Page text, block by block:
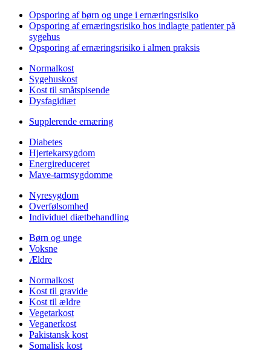
Opsporing af børn og unge i ernæringsrisiko
Opsporing af ernæringsrisiko hos indlagte patienter på
sygehus
Opsporing af ernæringsrisiko i almen praksis
Normalkost
Sygehuskost
Kost til småtspisende
Dysfagidiæt
Supplerende ernæring
Diabetes
Hjertekarsygdom
Energireduceret
Mave-tarmsygdomme
Nyresygdom
Overfølsomhed
Individuel diætbehandling
Børn og unge
Voksne
Ældre
Normalkost
Kost til gravide
Kost til ældre
Vegetarkost
Veganerkost
Pakistansk kost
Somalisk kost